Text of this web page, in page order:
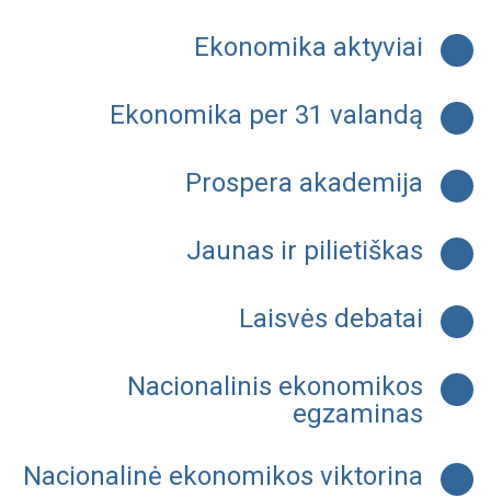
Ekonomika aktyviai
Ekonomika per 31 valandą
Prospera akademija
Jaunas ir pilietiškas
Laisvės debatai
Nacionalinis ekonomikos
egzaminas
Nacionalinė ekonomikos viktorina